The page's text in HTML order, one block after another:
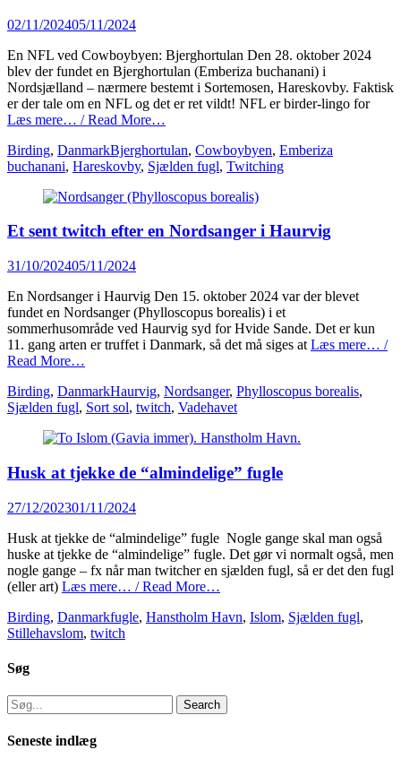
Posted
02/11/202405/11/2024
En NFL ved Cowboybyen: Bjerghortulan Den 28. oktober 2024
blev der fundet en Bjerghortulan (Emberiza buchanani) i
Nordsjælland – nærmere bestemt i Sortemosen, Hareskovby. Faktisk
er der tale om en NFL og det er ret vildt! NFL er birder-lingo for
Læs mere… / Read More…
Categories
Birding, DanmarkTags
Bjerghortulan, Cowboybyen, Emberiza
buchanani, Hareskovby, Sjælden fugl, Twitching
Et sent twitch efter en Nordsanger i Haurvig
Posted
31/10/202405/11/2024
En Nordsanger i Haurvig Den 15. oktober 2024 var der blevet
fundet en Nordsanger (Phylloscopus borealis) i et
sommerhusområde ved Haurvig syd for Hvide Sande. Det er kun
11. gang arten er truffet i Danmark, så det må siges at Læs mere… /
Read More…
Categories
Birding, DanmarkTags
Haurvig, Nordsanger, Phylloscopus borealis,
Sjælden fugl, Sort sol, twitch, Vadehavet
Husk at tjekke de “almindelige” fugle
Posted
27/12/202301/11/2024
Husk at tjekke de “almindelige” fugle Nogle gange skal man også
huske at tjekke de “almindelige” fugle. Det gør vi normalt også, men
nogle gange – fx når man twitcher en sjælden fugl, så er det den fugl
(eller art) Læs mere… / Read More…
Categories
Birding, DanmarkTags
fugle, Hanstholm Havn, Islom, Sjælden fugl,
Stillehavslom, twitch
Søg
Search
for:
Seneste indlæg